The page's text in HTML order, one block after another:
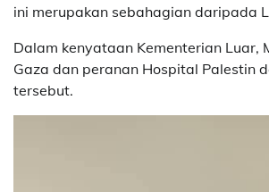
ini merupakan sebahagian daripada
Dalam kenyataan Kementerian
Gaza dan peranan Hospital Palestin
tersebut.